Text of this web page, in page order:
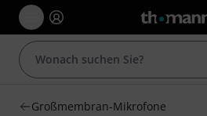
Großmembran-Mikrofone